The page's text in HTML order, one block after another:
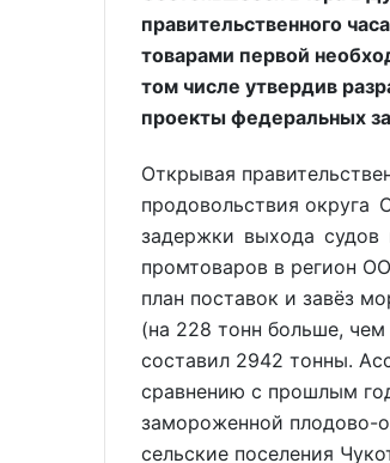
правительственного
товарами первой
том числе утвердив
проекты федеральных
Открывая
продовольствия округа
задержки выхода судов
промтоваров в регион
план поставок и завёз
(на 228 тонн больше,
составил 2942 тонны.
сравнению с прошлым
замороженной плодово-
сельские поселения